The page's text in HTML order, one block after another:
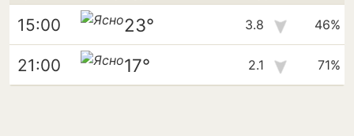
15:00 23° 3.8 46%
21:00 17° 2.1 71%